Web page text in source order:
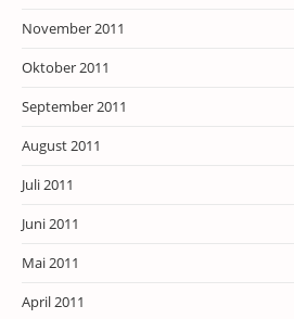
November 2011
Oktober 2011
September 2011
August 2011
Juli 2011
Juni 2011
Mai 2011
April 2011